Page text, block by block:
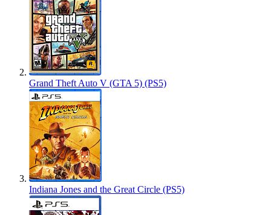
Grand Theft Auto V (GTA 5) (PS5)
Indiana Jones and the Great Circle (PS5)